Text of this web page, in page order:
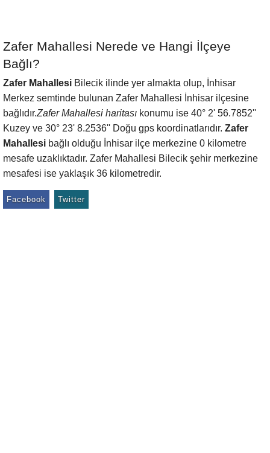
Zafer Mahallesi Nerede ve Hangi İlçeye
Bağlı?
Zafer Mahallesi Bilecik ilinde yer almakta olup, İnhisar
Merkez semtinde bulunan Zafer Mahallesi İnhisar ilçesine
bağlıdır.Zafer Mahallesi haritası konumu ise 40° 2' 56.7852''
Kuzey ve 30° 23' 8.2536'' Doğu gps koordinatlarıdır. Zafer
Mahallesi bağlı olduğu İnhisar ilçe merkezine 0 kilometre
mesafe uzaklıktadır. Zafer Mahallesi Bilecik şehir merkezine
mesafesi ise yaklaşık 36 kilometredir.
Facebook Twitter